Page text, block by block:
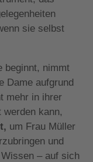
sie selbst
beginnt, nimmt
Dame aufgrund
mehr in ihrer
werden kann,
um Frau Müller
und
– auf sich